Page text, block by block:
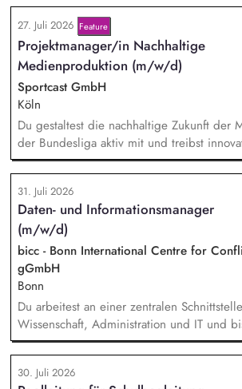
Personalverantwortung für zwei
Organisationsentwicklung: Sie verantworten
und organisatorische Weiterentwicklung des
Servicebüros in den Bereichen
Qualitätssicherung. Projektmanagement:
Planung, Budgetierung und
von öffentlichen Zuwendungen.
27. Juli 2026 Feature
Projektmanager/in Nachhaltige
Medienproduktion (m/w/d)
Sportcast GmbH
Köln
Du gestaltest die nachhaltige Zukunft der
der Bundesliga aktiv mit und treibst
Reduzierung von Emissionen voran. Dein
Evaluierung von Reduktionspotentialen
Produktionskonzepten hinsichtlich Co2e-
Durchführung einer Machbarkeitsstudie zur
USV-Stromversorgung sowie der
externer Stakeholder.
31. Juli 2026
Daten- und Informationsmanager
(m/w/d)
bicc - Bonn International Centre for
gGmbH
Bonn
Du arbeitest an einer zentralen
Wissenschaft, Administration und IT und
Allrounder in den verschiedenen
Rolle betreust Du unsere Bibliothek,
Forschungsinformationssystem (FIS) und
30. Juli 2026